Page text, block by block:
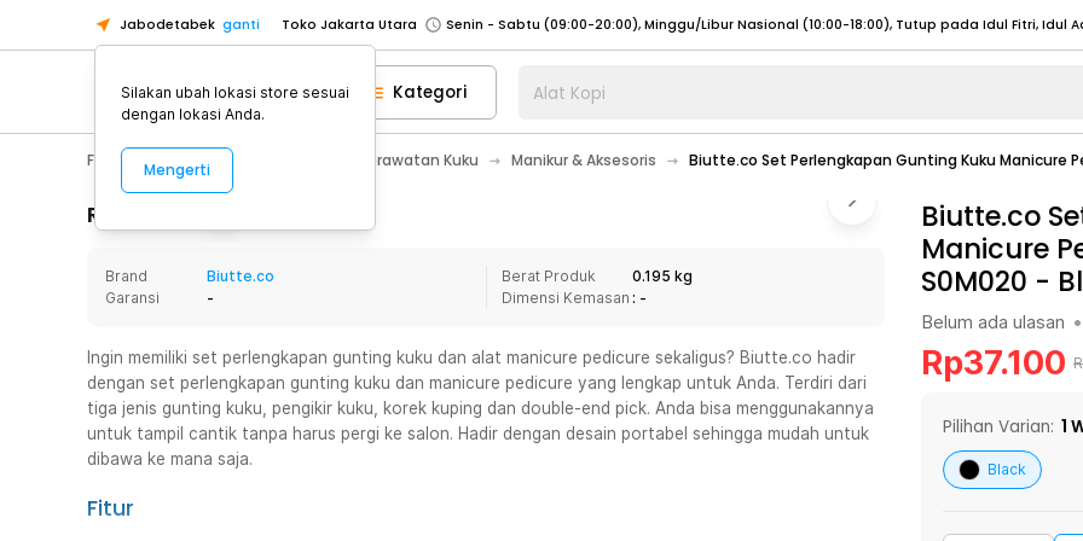
Jabodetabek ganti
Toko Jakarta Utara
Toko Tangerang
Toko Cikupa
Pick n Go Jakarta Barat
Senin - Jumat (07:00 - 20:00), Sabtu - Minggu (08:00 - 20:00), Tutup pada Idul Fitri
Pick n Go Bekasi
Senin - Jumat (08:00 - 20:00), Sabtu - Minggu/ Libur Nasional (08:00 - 17:00) Selengkapnya
Senin - Jumat (08:00 - 20:00), Sabtu - Minggu/ Libur Nasional (08:00 - 17:00)
Toko Jakarta Pusat
Senin - Sabtu (09:00-20:00), Minggu/Libur Nasional (12:00-20:00), Tutup pada Idul Fitri
Senin - Sabtu (09:00-20:00), Minggu/Libur Nasional (12:00-20:00), Tutup pada Idul Fitri
Toko Cikupa
Pick n Go Jakarta Barat
Senin - Jumat (07:00 - 20:00), Sabtu - Minggu (08:00 - 20:00), Tutup pada Idul Fitri
Selengkapnya
Senin - Jumat (08:00 - 20:00), Sabtu - Minggu/ Libur Nasional (08:00 - 17:00) Selengkapnya
Kategori Alat Kopi
Fashion, Make Up & Beauty Care Perawatan Kuku Manikur & Aksesoris Biutte.co Set Perlengkapan Gunting Kuku Manicure
Rincian Produk
Brand
Biutte.co
Garansi
-
Berat Produk
0.195 kg
Dimensi Kemasan : -
Ingin memiliki set perlengkapan gunting kuku dan alat manicure pedicure sekaligus? Biutte.co hadir
dengan set perlengkapan gunting kuku dan manicure pedicure yang lengkap untuk Anda. Terdiri dari
tiga jenis gunting kuku, pengikir kuku, korek kuping dan double-end pick. Anda bisa menggunakannya
untuk tampil cantik tanpa harus pergi ke salon. Hadir dengan desain portabel sehingga mudah untuk
dibawa ke mana saja.
Fitur
Biutte.co
Manicure
S0M020 -
Belum ada ulasan •
Rp37.100
Pilihan Varian: 1
Black
Silakan ubah lokasi store sesuai
dengan lokasi Anda.
Mengerti